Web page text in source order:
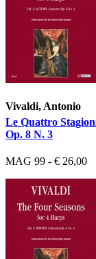
Vivaldi, Antonio
Le Quattro
Op. 8 N. 3
MAG 99 - € 26,00